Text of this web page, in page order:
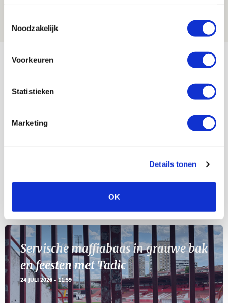
Noodzakelijk
Voorkeuren
Statistieken
Marketing
Details tonen
OK
NIEUWS
11 Geef Mij Maar Amsterdam
Servische maffiabaas in grauwe bak
en feesten met Tadic
24 JULI 2026 - 11:59